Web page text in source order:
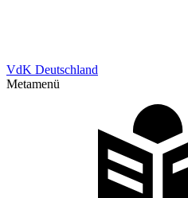
VdK Deutschland
Metamenü